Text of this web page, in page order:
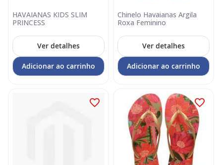
HAVAIANAS KIDS SLIM
PRINCESS
Ver detalhes
Adicionar ao carrinho
Chinelo Havaianas Argila
Roxa Feminino
Ver detalhes
Adicionar ao carrinho